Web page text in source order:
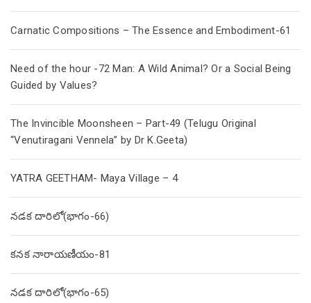
Carnatic Compositions – The Essence and Embodiment-61
Need of the hour -72 Man: A Wild Animal? Or a Social Being
Guided by Values?
The Invincible Moonsheen – Part-49 (Telugu Original
“Venutiragani Vennela” by Dr K.Geeta)
YATRA GEETHAM- Maya Village – 4
నడక దారిలో(భాగం-66)
కనక నారాయణీయం-81
నడక దారిలో(భాగం-65)